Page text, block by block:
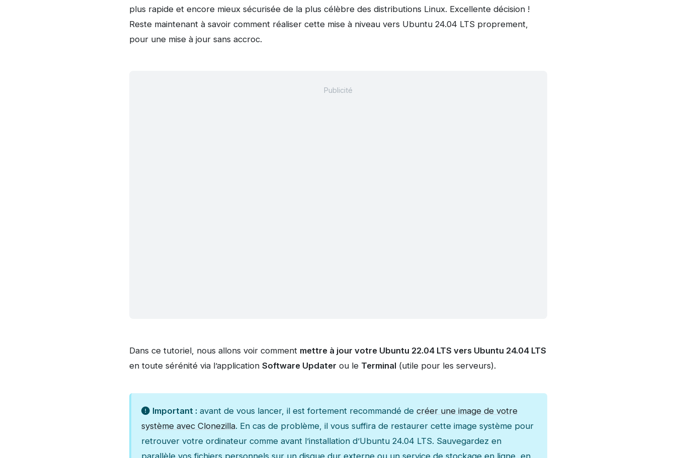
plus rapide et encore mieux sécurisée de la plus célèbre des distributions Linux. Excellente décision !
Reste maintenant à savoir comment réaliser cette mise à niveau vers Ubuntu 24.04 LTS proprement,
pour une mise à jour sans accroc.
Dans ce tutoriel, nous allons voir comment mettre à jour votre Ubuntu 22.04 LTS vers Ubuntu 24.04 LTS
en toute sérénité via l’application Software Updater ou le Terminal(utile pour les serveurs).
Important :avant de vous lancer, il est fortement recommandé de créer une image de votre
système avec Clonezilla. En cas de problème, il vous suffira de restaurer cette image système pour
retrouver votre ordinateur comme avant l’installation d’Ubuntu 24.04 LTS. Sauvegardez en